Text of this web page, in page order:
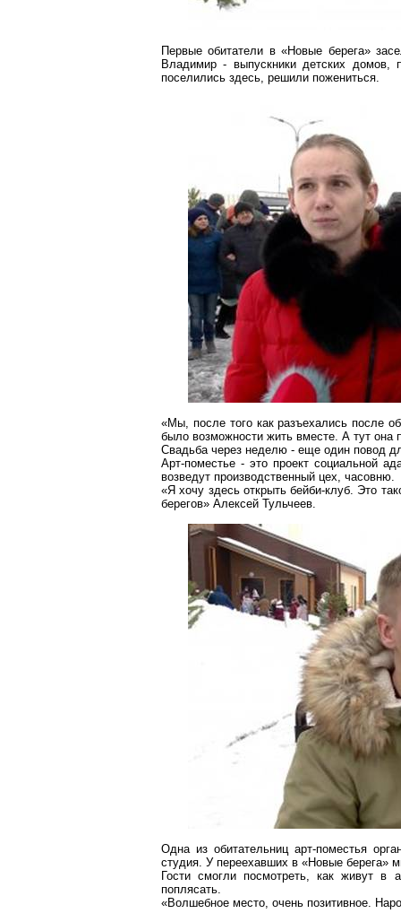
Первые обитатели в «Новые берега»
Владимир - выпускники детских домов,
поселились здесь, решили пожениться.
«Мы, после того как разъехались после
было возможности жить вместе. А тут она
Свадьба через неделю - еще один повод
Арт-поместье - это проект социальной
возведут производственный цех, часовню.
«Я хочу здесь открытьбейби-клуб. Это
берегов» Алексей Тульчеев.
Одна из обитательницарт-поместья
студия. У переехавших в «Новые берега»
Гости смогли посмотреть, как живут в
поплясать.
«Волшебное место, очень позитивное.